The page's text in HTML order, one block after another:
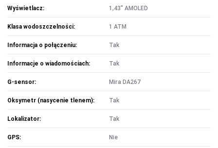
Wyświetlacz: 1,43" AMOLED
Klasa wodoszczelności: 1 ATM
Informacja o połączeniu: Tak
Informacje o wiadomościach: Tak
G-sensor: Mira DA267
Oksymetr (nasycenie tlenem): Tak
Lokalizator: Tak
GPS: Nie